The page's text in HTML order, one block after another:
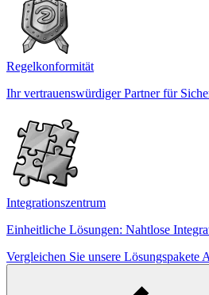
Regelkonformität
Ihr vertrauenswürdiger Partner für
Integrationszentrum
Einheitliche Lösungen: Nahtlose
Vergleichen Sie unsere Lösungspakete